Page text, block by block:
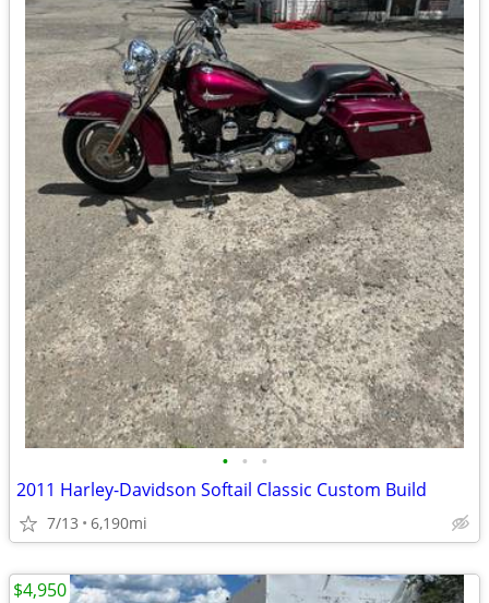
• • •
2011 Harley-Davidson Softail Classic Custom Build
7/13 6,190mi
$4,950